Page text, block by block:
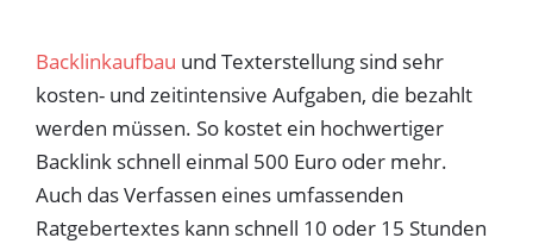
Backlinkaufbau und Texterstellung sind sehr
kosten- und zeitintensive Aufgaben, die bezahlt
werden müssen. So kostet ein hochwertiger
Backlink schnell einmal 500 Euro oder mehr.
Auch das Verfassen eines umfassenden
Ratgebertextes kann schnell 10 oder 15 Stunden